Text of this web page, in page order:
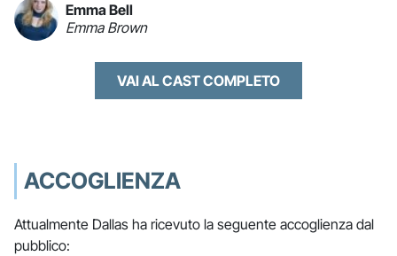
Emma Bell
Emma Brown
VAI AL CAST COMPLETO
ACCOGLIENZA
Attualmente Dallas ha ricevuto la seguente accoglienza dal
pubblico: